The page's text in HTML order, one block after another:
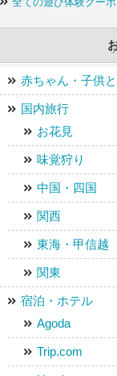
全ての遊び体験クー
赤ちゃん・子供
国内旅行
お花見
味覚狩り
中国・四国
関西
東海・甲信越
関東
宿泊・ホテル
Agoda
Trip.com